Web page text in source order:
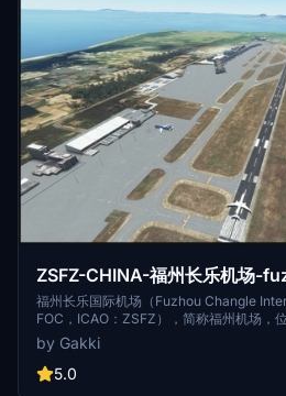
平米，共有89个机位。 [2] [6]
ZSFZ-CHINA-福州长乐机场-
福州长乐国际机场（Fuzhou Changle
FOC，ICAO：ZSFZ），简称福州机场，
区，距离福州市区约39千米，为4E级民用
、“海上丝绸之路”门户枢纽机场 [2] 、华
月23日，福州长乐国际机场正式通航。截
by Gakki
5.0